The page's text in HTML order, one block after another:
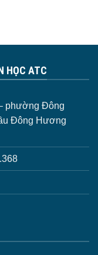
HỌC ATC
phường Đông
Đông Hương